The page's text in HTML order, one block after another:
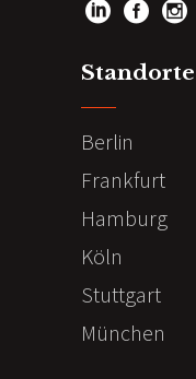
Standorte
Berlin
Frankfurt
Hamburg
Köln
Stuttgart
München